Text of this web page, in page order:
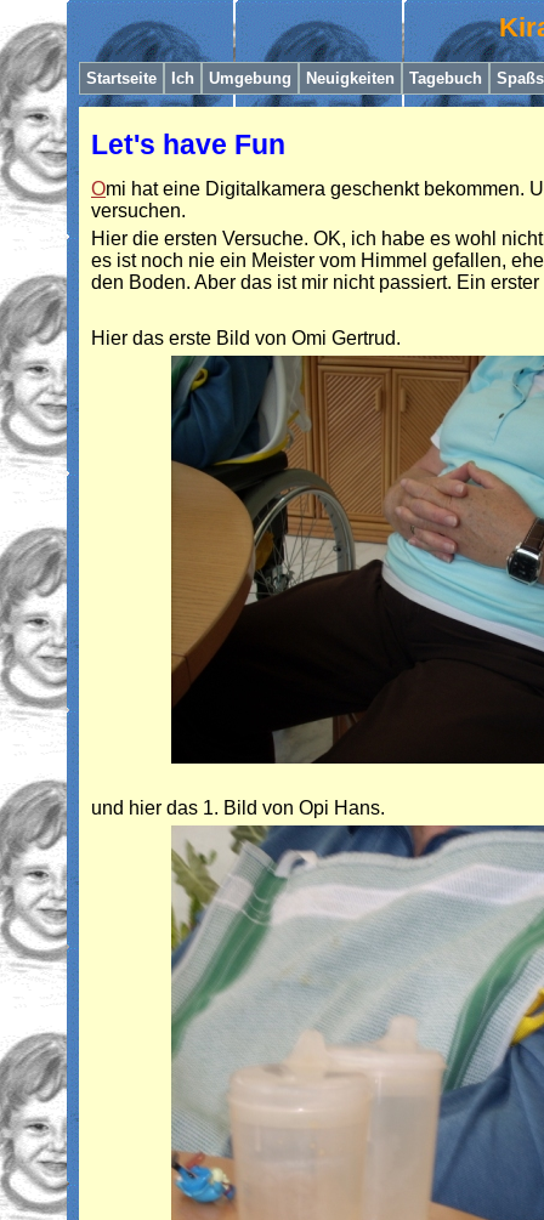
Startseite Ich Umgebung Neuigkeiten Tagebuch
Let's have Fun
Omi hat eine Digitalkamera geschenkt bekommen.
versuchen.
Hier die ersten Versuche. OK, ich habe es wohl
es ist noch nie ein Meister vom Himmel gefallen,
den Boden. Aber das ist mir nicht passiert. Ein erster
Hier das erste Bild von Omi Gertrud.
und hier das 1. Bild von Opi Hans.